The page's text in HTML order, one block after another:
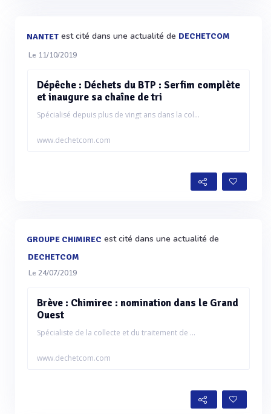
NANTET est cité dans une actualité de DECHETCOM
Le 11/10/2019
Dépêche : Déchets du BTP : Serfim complète
et inaugure sa chaîne de tri
Spécialisé depuis plus de vingt ans dans la col...
www.dechetcom.com
GROUPE CHIMIREC est cité dans une actualité de
DECHETCOM
Le 24/07/2019
Brève : Chimirec : nomination dans le Grand
Ouest
Spécialiste de la collecte et du traitement de ...
www.dechetcom.com